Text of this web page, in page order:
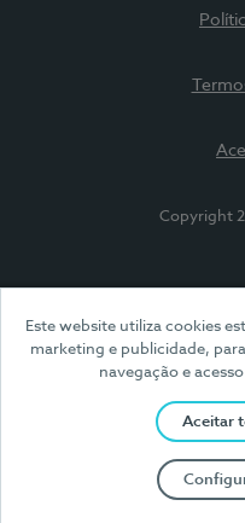
Este website utiliza cookies
marketing e publicidade,
navegação e
Aceitar
Copyright